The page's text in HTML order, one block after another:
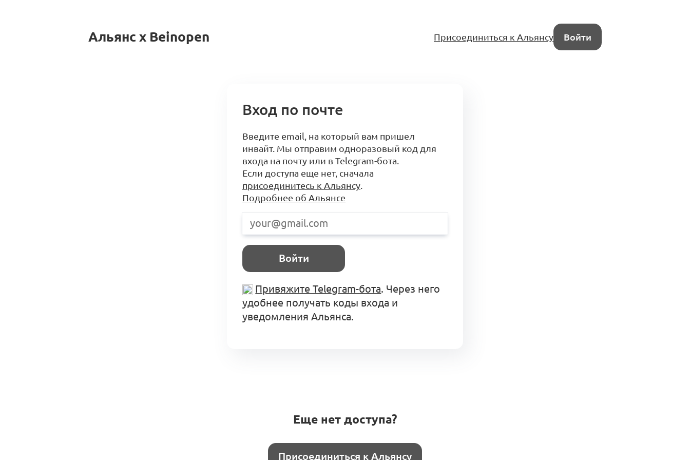
Альянс x Beinopen Присоединиться к Альянсу Войти
Вход по почте
Введите email, на который вам пришел
инвайт. Мы отправим одноразовый код для
входа на почту или в Telegram-бота.
Если доступа еще нет, сначала
присоединитесь к Альянсу.
Подробнее об Альянсе
Войти
Привяжите Telegram-бота. Через него
удобнее получать коды входа и
уведомления Альянса.
Еще нет доступа?
Присоединиться к Альянсу